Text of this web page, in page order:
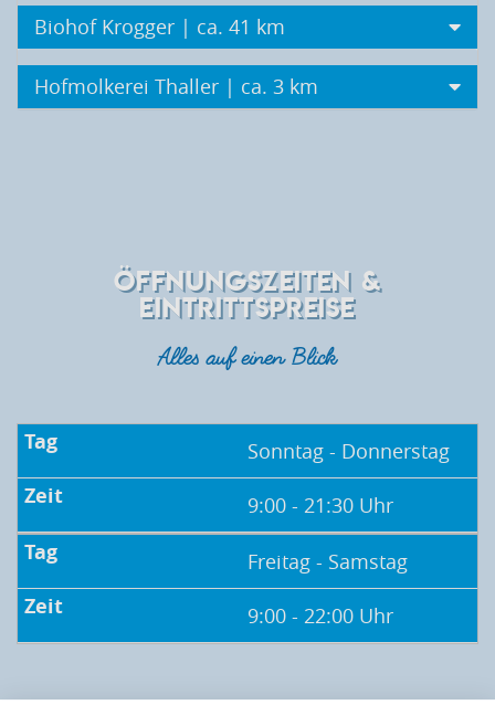
Biohof Krogger | ca. 41 km
Hofmolkerei Thaller | ca. 3 km
ÖFFNUNGSZEITEN &
EINTRITTSPREISE
Alles auf einen Blick
Sonntag - Donnerstag
9:00 - 21:30 Uhr
Freitag - Samstag
9:00 - 22:00 Uhr